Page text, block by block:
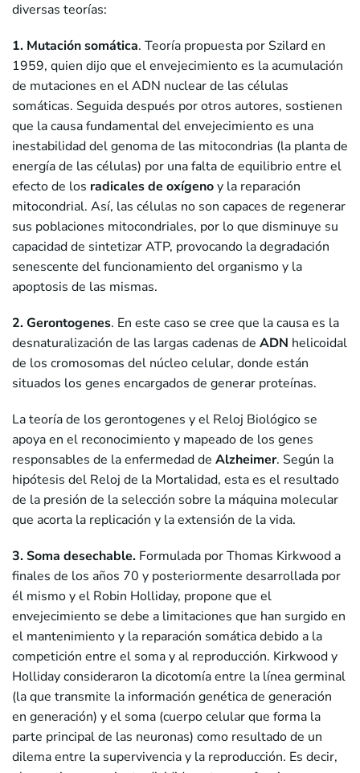
diversas teorías:
1. Mutación somática. Teoría propuesta por Szilard en
1959, quien dijo que el envejecimiento es la acumulación
de mutaciones en el ADN nuclear de las células
somáticas. Seguida después por otros autores, sostienen
que la causa fundamental del envejecimiento es una
inestabilidad del genoma de las mitocondrias (la planta de
energía de las células) por una falta de equilibrio entre el
efecto de los radicales de oxígenoy la reparación
mitocondrial. Así, las células no son capaces de regenerar
sus poblaciones mitocondriales, por lo que disminuye su
capacidad de sintetizar ATP, provocando la degradación
senescente del funcionamiento del organismo y la
apoptosis de las mismas.
2. Gerontogenes. En este caso se cree que la causa es la
desnaturalización de las largas cadenas de ADN helicoidal
de los cromosomas del núcleo celular, donde están
situados los genes encargados de generar proteínas.
La teoría de los gerontogenes y el Reloj Biológico se
apoya en el reconocimiento y mapeado de los genes
responsables de la enfermedad de Alzheimer. Según la
hipótesis del Reloj de la Mortalidad, esta es el resultado
de la presión de la selección sobre la máquina molecular
que acorta la replicación y la extensión de la vida.
3. Soma desechable. Formulada por Thomas Kirkwood a
finales de los años 70 y posteriormente desarrollada por
él mismo y el Robin Holliday, propone que el
envejecimiento se debe a limitaciones que han surgido en
el mantenimiento y la reparación somática debido a la
competición entre el soma y al reproducción. Kirkwood y
Holliday consideraron la dicotomía entre la línea germinal
(la que transmite la información genética de generación
en generación) y el soma (cuerpo celular que forma la
parte principal de las neuronas) como resultado de un
dilema entre la supervivencia y la reproducción. Es decir,